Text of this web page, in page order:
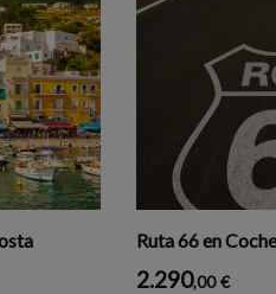
Ruta 66 en
2.290,00 €